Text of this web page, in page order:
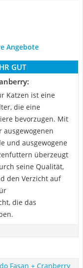
Angebote
GUT
Katzen ist eine
die eine
bevorzugen. Mit
und ausgewogene
überzeugt
seine Qualität,
den Verzicht auf
die das
Fasan + Cranberry